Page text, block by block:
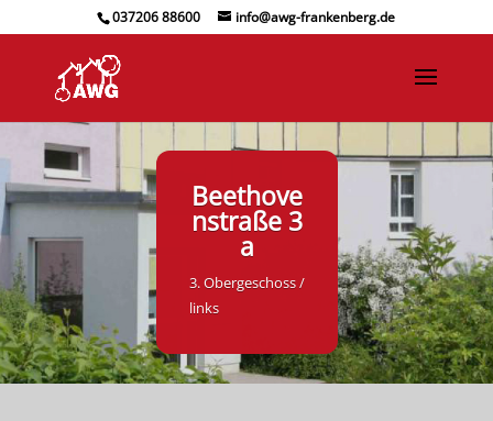
037206 88600 info@awg-frankenberg.de
Beethove
nstraße 3
a
3. Obergeschoss /
links